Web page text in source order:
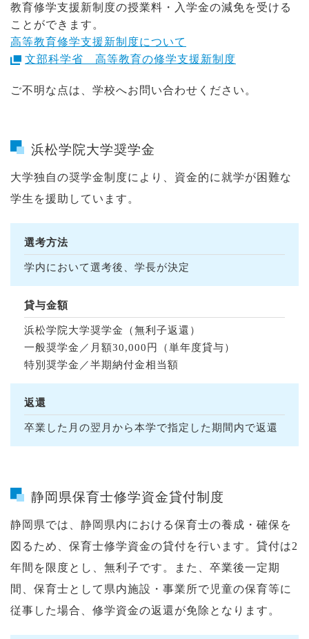
教育修学支援新制度の授業料・入学金の減免を受ける
ことができます。
高等教育修学支援新制度について
文部科学省 高等教育の修学支援新制度
ご不明な点は、学校へお問い合わせください。
浜松学院大学奨学金
大学独自の奨学金制度により、資金的に就学が困難な
学生を援助しています。
選考方法
学内において選考後、学長が決定
貸与金額
浜松学院大学奨学金（無利子返還）
一般奨学金／月額30,000円（単年度貸与）
特別奨学金／半期納付金相当額
返還
卒業した月の翌月から本学で指定した期間内で返還
静岡県保育士修学資金貸付制度
静岡県では、静岡県内における保育士の養成・確保を
図るため、保育士修学資金の貸付を行います。貸付は2
年間を限度とし、無利子です。また、卒業後一定期
間、保育士として県内施設・事業所で児童の保育等に
従事した場合、修学資金の返還が免除となります。